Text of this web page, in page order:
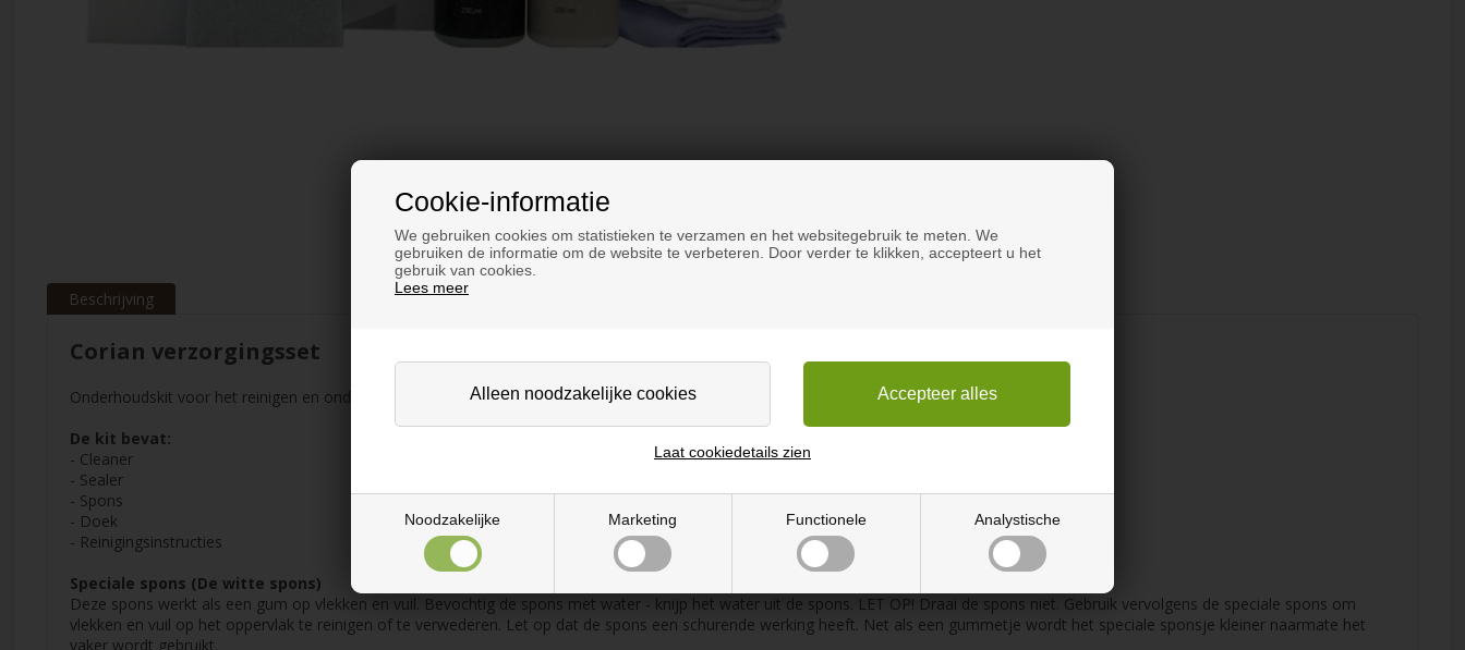
Cookie-informatie
We gebruiken cookies om statistieken te verzamen en het websitegebruik te meten. We
gebruiken de informatie om de website te verbeteren. Door verder te klikken, accepteert u het
gebruik van cookies.
Lees meer
Noodzakelijke Marketing Functionele Analystische
Laat cookiedetails zien
Beschrijving
Corian verzorgingsset
Onderhoudskit voor het reinigen en onderhouden van uw Corian plaat. Kan worden gebruikt voor alle Corian kleuren.
De kit bevat:
- Cleaner
- Sealer
- Spons
- Doek
- Reinigingsinstructies
Speciale spons (De witte spons)
Deze spons werkt als een gum op vlekken en vuil. Bevochtig de spons met water - knijp het water uit de spons. LET OP! Draai de spons niet. Gebruik vervolgens de speciale spons om
vlekken en vuil op het oppervlak te reinigen of te verwederen. Let op dat de spons een schurende werking heeft. Net als een gummetje wordt het speciale sponsje kleiner naarmate het
vaker wordt gebruikt.